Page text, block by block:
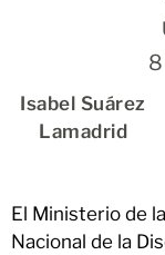
Isabel Suárez
Lamadrid
El Ministerio de
Nacional de la